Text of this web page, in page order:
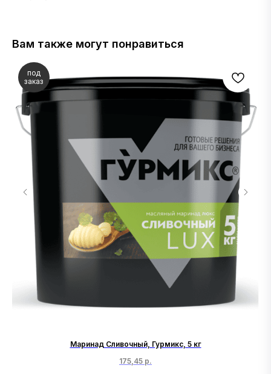
Вам также могут понравиться
под
заказ
Маринад Сливочный, Гурмикс, 5 кг
175,45 р.